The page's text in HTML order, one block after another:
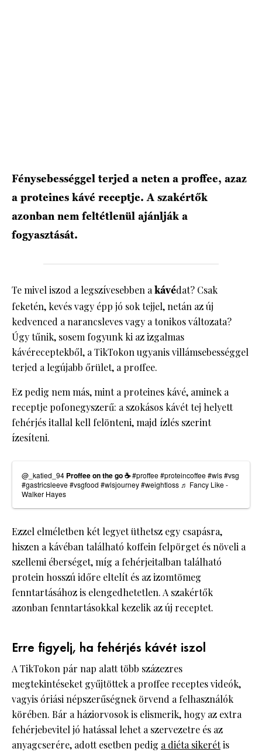
Fénysebességgel terjed a neten a proffee, azaz
a proteines kávé receptje. A szakértők
azonban nem feltétlenül ajánlják a
fogyasztását.
Te mivel iszod a legszívesebben akávédat? Csak
feketén, kevés vagy épp jó sok tejjel, netán az új
kedvenced a narancsleves vagy a tonikos változata?
Úgy tűnik, sosem fogyunk ki az izgalmas
kávéreceptekből, a TikTokon ugyanis villámsebességgel
terjed a legújabb őrület, a proffee.
Ez pedig nem más, mint a proteines kávé, aminek a
receptje pofonegyszerű: a szokásos kávét tej helyett
fehérjés itallal kell felönteni, majd ízlés szerint
ízesíteni.
@_katied_94 Proffee on the go ☕️#proffee#proteincoffee#wls#vsg
#gastricsleeve#vsgfood #wlsjourney#weightloss ♬ Fancy Like -
Walker Hayes
Ezzel elméletben két legyet üthetsz egy csapásra,
hiszen a kávéban található koffein felpörget és növeli a
szellemi éberséget, míg a fehérjeitalban található
protein hosszú időre eltelít és az izomtömeg
fenntartásához is elengedhetetlen. A szakértők
azonban fenntartásokkal kezelik az új receptet.
Erre figyelj, ha fehérjés kávét iszol
A TikTokon pár nap alatt több százezres
megtekintéseket gyűjtöttek a proffee receptes videók,
vagyis óriási népszerűségnek örvend a felhasználók
körében. Bár a háziorvosok is elismerik, hogy az extra
fehérjebevitel jó hatással lehet a szervezetre és az
anyagcserére, adott esetben pedig a diéta sikerétis